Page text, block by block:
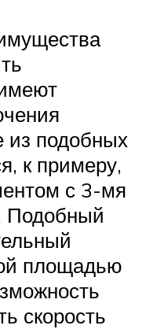
из подобных
к примеру,
с 3-мя
Подобный
площадью
скорость